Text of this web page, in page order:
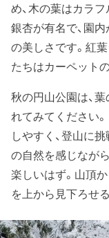
め、木の葉はカラ
銀杏が有名で、園
の美しさです。紅
たちはカーペット
秋の円山公園は、
れてみてください
しやすく、登山に
の自然を感じなが
楽しいはず。山頂
を上から見下ろせ